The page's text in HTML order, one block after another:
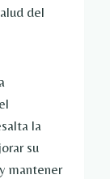
del
la
su
mantener